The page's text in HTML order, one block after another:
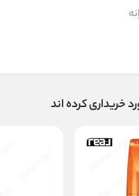
خریداری کرده اند